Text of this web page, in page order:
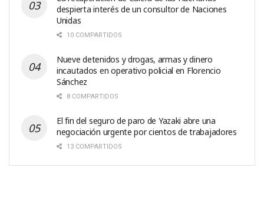
despierta interés de un consultor de Naciones
Unidas
10 COMPARTIDOS
Nueve detenidos y drogas, armas y dinero
incautados en operativo policial en Florencio
Sánchez
8 COMPARTIDOS
El fin del seguro de paro de Yazaki abre una
negociación urgente por cientos de trabajadores
13 COMPARTIDOS